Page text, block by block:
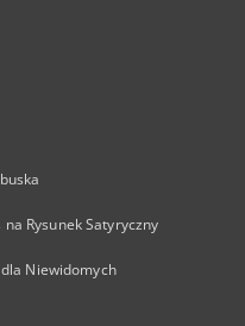
Rysunek Satyryczny
Niewidomych